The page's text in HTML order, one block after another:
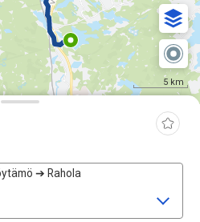
5 km
➔ Rahola